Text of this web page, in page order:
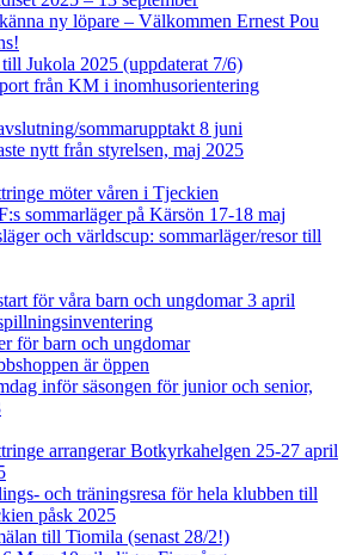
ny löpare – Välkommen Ernest Pou
Jukola 2025 (uppdaterat 7/6)
från KM i inomhusorientering
sommarupptakt 8 juni
nytt från styrelsen, maj 2025
möter våren i Tjeckien
sommarläger på Kärsön 17-18 maj
och världscup: sommarläger/resor till
för våra barn och ungdomar 3 april
för barn och ungdomar
är öppen
inför säsongen för junior och senior,
arrangerar Botkyrkahelgen 25-27 april
och träningsresa för hela klubben till
påsk 2025
till Tiomila (senast 28/2!)